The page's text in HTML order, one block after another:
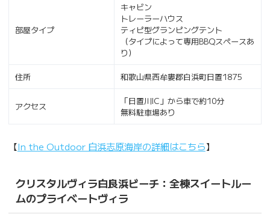
部屋タイプ
キャビン
トレーラーハウス
ティピ型グランピングテント
（タイプによって専用BBQスペースあ
り）
住所 和歌山県西牟婁郡白浜町日置1875
アクセス
「日置川IC」から車で約10分
無料駐車場あり
【In the Outdoor 白浜志原海岸の詳細はこちら】
クリスタルヴィラ白良浜ビーチ：全棟スイートルー
ムのプライベートヴィラ